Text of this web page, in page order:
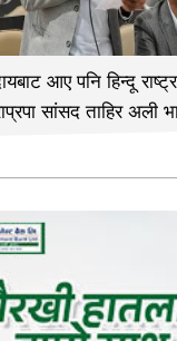
आए पनि हिन्दू
सांसद ताहिर अली